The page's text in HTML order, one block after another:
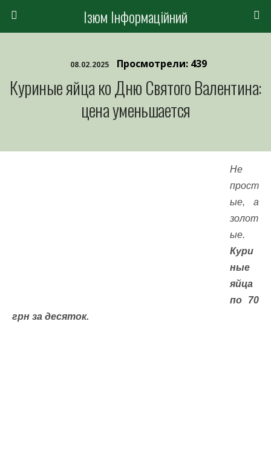
Ізюм Інформаційний
08.02.2025 Просмотрели: 439
Куриные яйца ко Дню Святого Валентина:
цена уменьшается
Не
прост
ые, а
золот
ые.
Кури
ные
яйца
по 70
грн за десяток.